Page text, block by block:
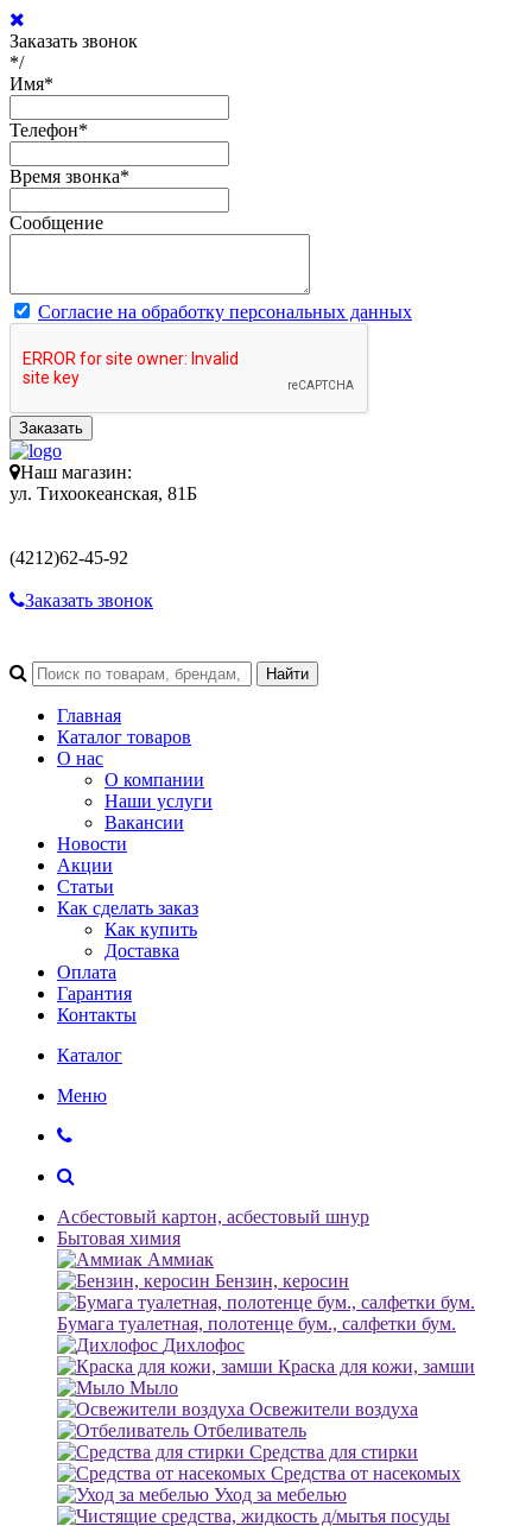
Заказать звонок
*/
Имя*
Телефон*
Время звонка*
Сообщение
Согласие на обработку персональных данных
Заказать
Наш магазин:
ул. Тихоокеанская, 81Б
(4212)62-45-92
Заказать звонок
Главная
Каталог товаров
О нас
О компании
Наши услуги
Вакансии
Новости
Акции
Статьи
Как сделать заказ
Как купить
Доставка
Оплата
Гарантия
Контакты
Каталог
Меню
Асбестовый картон, асбестовый шнур
Бытовая химия
Аммиак
Бензин, керосин
Бумага туалетная, полотенце бум., салфетки бум.
Дихлофос
Краска для кожи, замши
Мыло
Освежители воздуха
Отбеливатель
Средства для стирки
Средства от насекомых
Уход за мебелью